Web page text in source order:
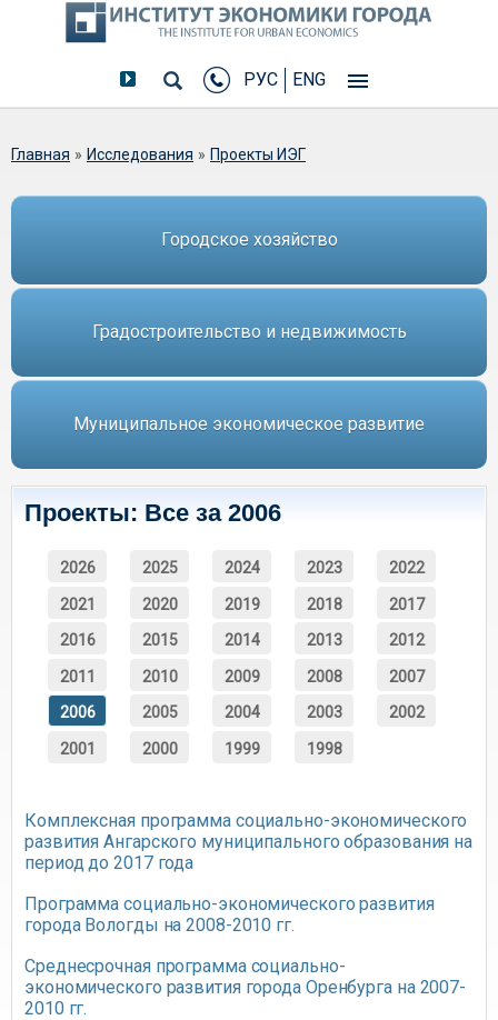
РУС ENG
Вы здесь
Главная » Исследования » Проекты ИЭГ
Городское хозяйство
Градостроительство и недвижимость
Муниципальное экономическое развитие
Проекты: Все за 2006
2026 2025 2024 2023 2022
2021 2020 2019 2018 2017
2016 2015 2014 2013 2012
2011 2010 2009 2008 2007
2006 2005 2004 2003 2002
2001 2000 1999 1998
Комплексная программа социально-экономического
развития Ангарского муниципального образования на
период до 2017 года
Программа социально-экономического развития
города Вологды на 2008-2010 гг.
Среднесрочная программа социально-
экономического развития города Оренбурга на 2007-
2010 гг.